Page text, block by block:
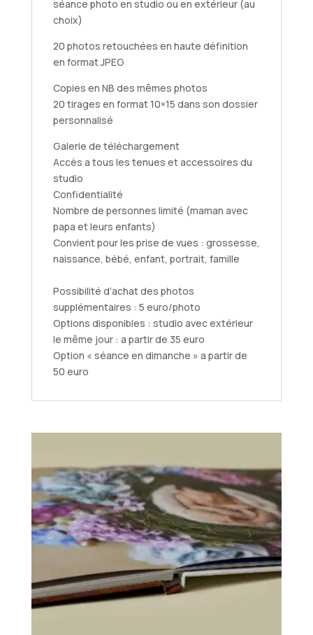
séance photo en studio ou en extérieur (au
choix)
20 photos retouchées en haute définition
en format JPEG
Copies en NB des mêmes photos
20 tirages en format 10×15 dans son dossier
personnalisé
Galerie de téléchargement
Accès a tous les tenues et accessoires du
studio
Confidentialité
Nombre de personnes limité (maman avec
papa et leurs enfants)
Convient pour les prise de vues : grossesse,
naissance, bébé, enfant, portrait, famille
Possibilité d’achat des photos
supplémentaires : 5 euro/photo
Options disponibles : studio avec extérieur
le même jour : a partir de 35 euro
Option « séance en dimanche » a partir de
50 euro